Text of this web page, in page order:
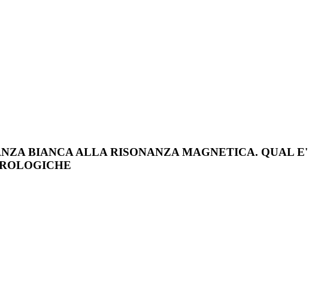
BIANCA ALLA RISONANZA MAGNETICA. QUAL E'